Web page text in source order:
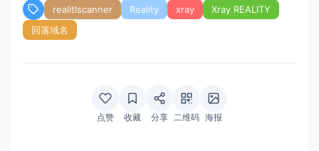
realitlscanner Reality xray
Xray REALITY
回落域名
点赞 收藏 分享 二维码 海报